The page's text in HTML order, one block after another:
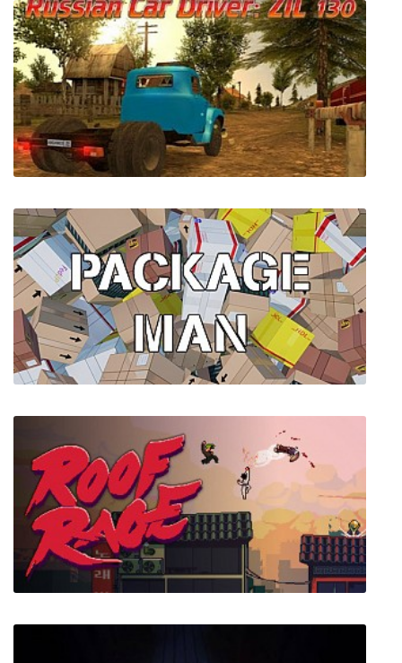
Open Transport Tycoon Deluxe
Russian Car Driver 2 ZIL 130
Package Man